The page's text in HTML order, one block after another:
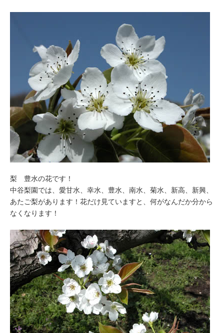
梨 豊水の花です！
中谷梨園では、愛甘水、幸水、豊水、南水、菊水、新高、新興、
あたご梨があります！花だけ見ていますと、何がなんだか分から
なくなります！